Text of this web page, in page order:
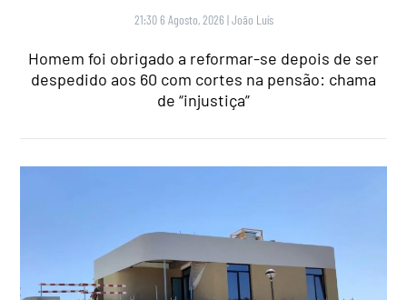
21:30 6 Agosto, 2026 |João Luís
Homem foi obrigado a reformar-se depois de ser
despedido aos 60 com cortes na pensão: chama
de “injustiça”